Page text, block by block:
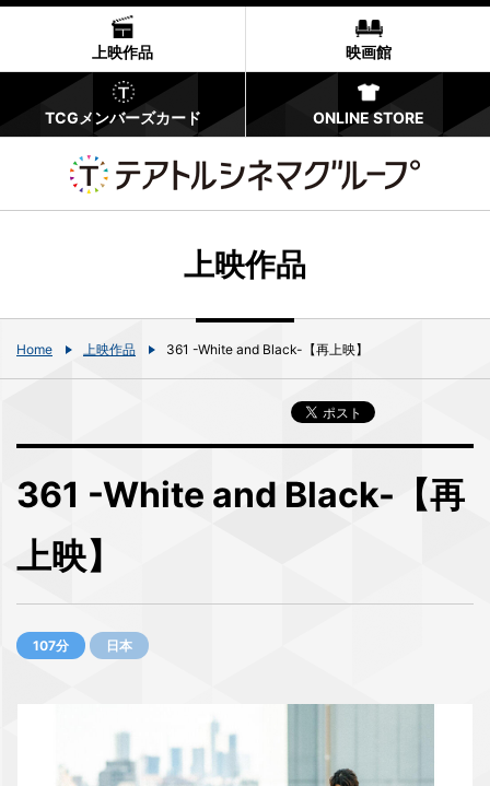
上映作品 映画館
TCGメンバーズカード ONLINE STORE
上映作品
Home 上映作品 361 -White and Black-【再上映】
361 -White and Black-【再
上映】
107分 日本